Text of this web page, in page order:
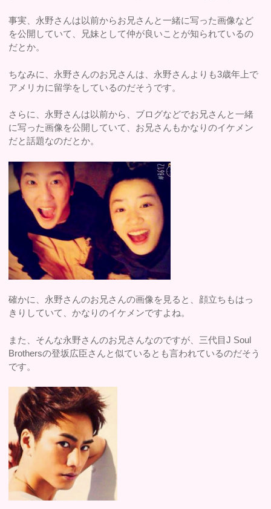
事実、永野さんは以前からお兄さんと一緒に写った画像など
を公開していて、兄妹として仲が良いことが知られているの
だとか。
ちなみに、永野さんのお兄さんは、永野さんよりも3歳年上で
アメリカに留学をしているのだそうです。
さらに、永野さんは以前から、ブログなどでお兄さんと一緒
に写った画像を公開していて、お兄さんもかなりのイケメン
だと話題なのだとか。
確かに、永野さんのお兄さんの画像を見ると、顔立ちもはっ
きりしていて、かなりのイケメンですよね。
また、そんな永野さんのお兄さんなのですが、三代目J Soul
Brothersの登坂広臣さんと似ているとも言われているのだそう
です。